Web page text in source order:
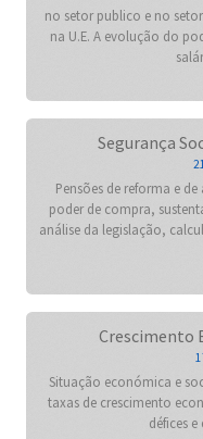
no setor publico e no
na U.E. A evolução do
Segurança
Pensões de reforma e
poder de compra,
análise da legislação,
Crescimento
Situação económica e
taxas de crescimento
défices